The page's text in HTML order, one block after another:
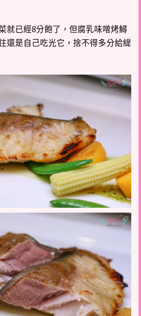
就已經8分飽了，但腐乳味噌烤鱘
還是自己吃光它，捨不得多分給緹